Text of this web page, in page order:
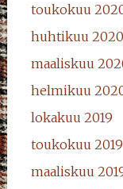
toukokuu
huhtikuu 2020
maaliskuu
helmikuu
lokakuu 2019
toukokuu 2019
maaliskuu